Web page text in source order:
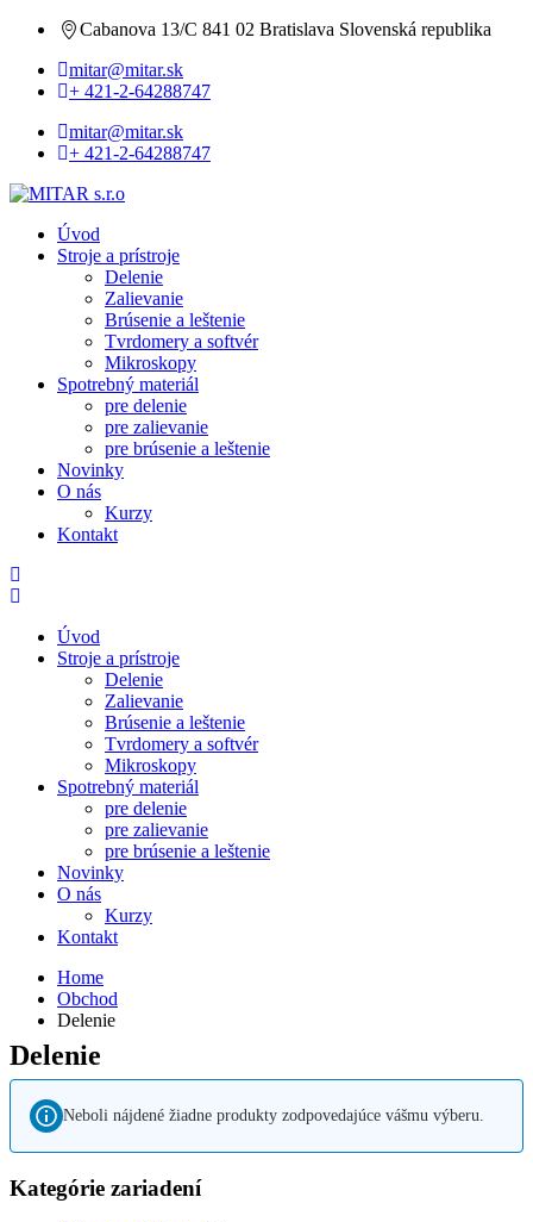
Cabanova 13/C 841 02 Bratislava Slovenská republika
mitar@mitar.sk
+ 421-2-64288747
mitar@mitar.sk
+ 421-2-64288747
Úvod
Stroje a prístroje
Delenie
Zalievanie
Brúsenie a leštenie
Tvrdomery a softvér
Mikroskopy
Spotrebný materiál
pre delenie
pre zalievanie
pre brúsenie a leštenie
Novinky
O nás
Kurzy
Kontakt
Úvod
Stroje a prístroje
Delenie
Zalievanie
Brúsenie a leštenie
Tvrdomery a softvér
Mikroskopy
Spotrebný materiál
pre delenie
pre zalievanie
pre brúsenie a leštenie
Novinky
O nás
Kurzy
Kontakt
Home
Obchod
Delenie
Delenie
Neboli nájdené žiadne produkty zodpovedajúce vášmu výberu.
Kategórie zariadení